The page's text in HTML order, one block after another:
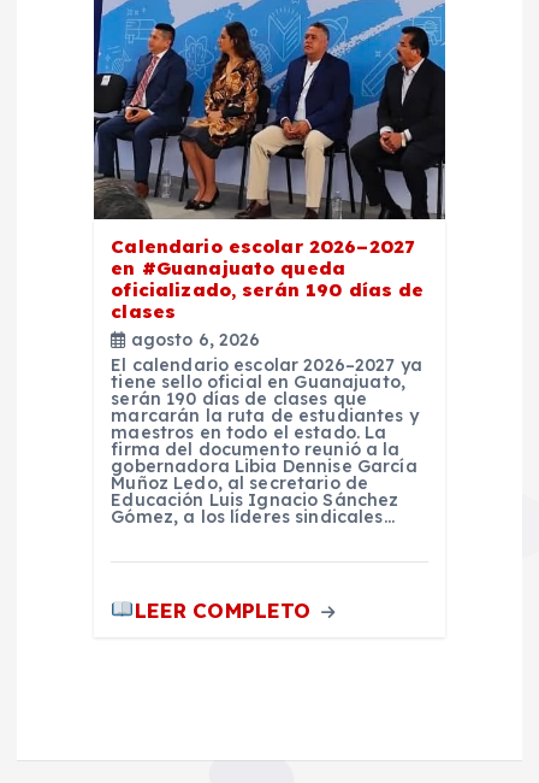
Calendario escolar 2026–2027
en #Guanajuato queda
oficializado, serán 190 días de
clases
agosto 6, 2026
El calendario escolar 2026–2027 ya
tiene sello oficial en Guanajuato,
serán 190 días de clases que
marcarán la ruta de estudiantes y
maestros en todo el estado. La
firma del documento reunió a la
gobernadora Libia Dennise García
Muñoz Ledo, al secretario de
Educación Luis Ignacio Sánchez
Gómez, a los líderes sindicales…
LEER COMPLETO